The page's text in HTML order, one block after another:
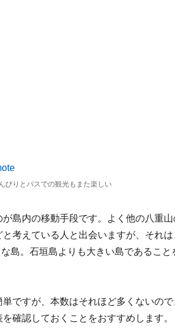
びりとバスでの観光もまた楽しい
島内の移動手段です。よく他の八重山
考えている人と出会いますが、それは
島。石垣島よりも大きい島であること
ですが、本数はそれほど多くないの
確認しておくことをおすすめします。